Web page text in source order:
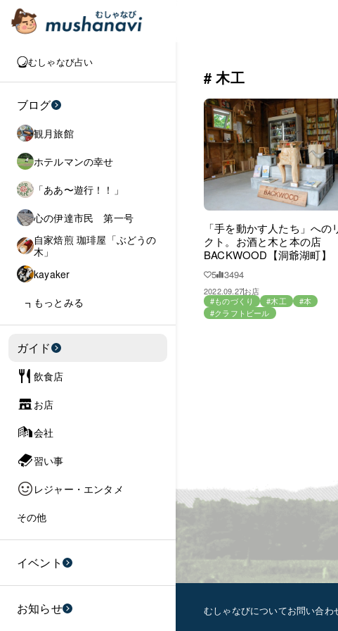
むしゃなび占い
ブログ
観月旅館
ホテルマンの幸せ
「ああ〜遊行！！」
心の伊達市民 第一号
自家焙煎 珈琲屋「ぶどうの
木」
kayaker
もっとみる
ガイド
飲食店
お店
会社
習い事
レジャー・エンタメ
その他
イベント
お知らせ
# 木工
「手を動かす人たち」への
クト。お酒と木と本の店
BACKWOOD【洞爺湖町】
5 3494
2022.09.27お店
#ものづくり
#木工
#本
#クラフトビール
むしゃなびについてお問い合わ